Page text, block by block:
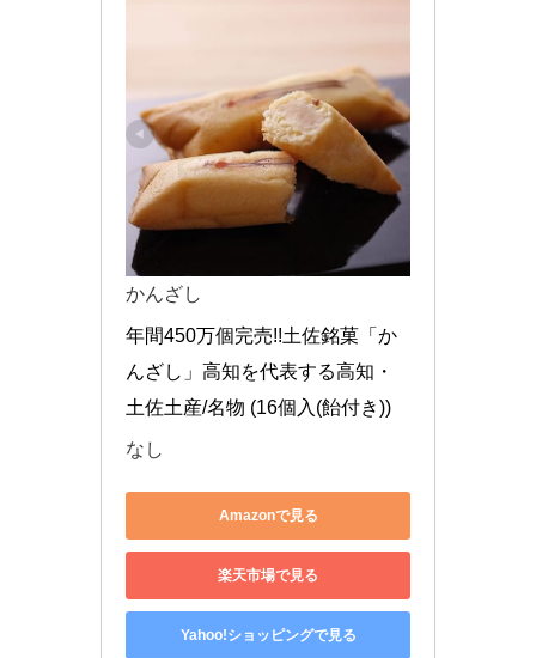
かんざし
年間450万個完売!!土佐銘菓「か
んざし」高知を代表する高知・
土佐土産/名物 (16個入(飴付き))
なし
Amazonで見る
楽天市場で見る
Yahoo!ショッピングで見る